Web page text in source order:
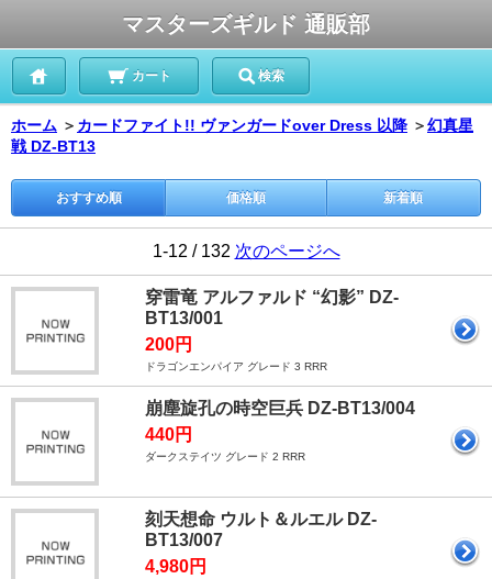
マスターズギルド 通販部
カート 検索
ホーム ＞ カードファイト!! ヴァンガードover Dress 以降 ＞幻真星
戦 DZ-BT13
おすすめ順 価格順 新着順
1-12 / 132 次のページへ
穿雷竜 アルファルド “幻影” DZ-
BT13/001
200円
ドラゴンエンパイア グレード 3 RRR
崩塵旋孔の時空巨兵 DZ-BT13/004
440円
ダークステイツ グレード 2 RRR
刻天想命 ウルト＆ルエル DZ-
BT13/007
4,980円